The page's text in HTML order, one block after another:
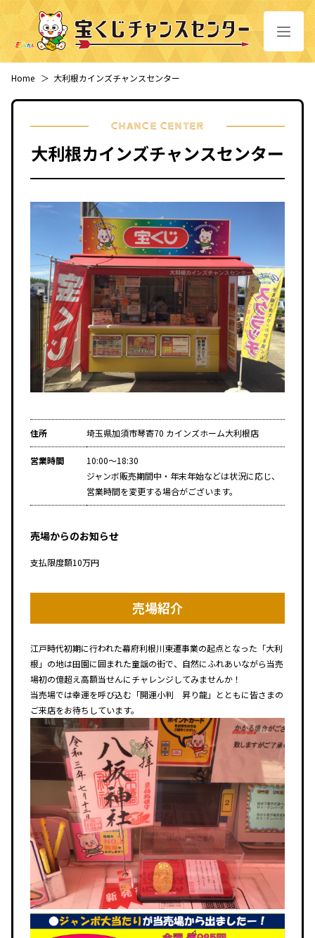
Home ＞ 大利根カインズチャンスセンター
CHANCE CENTER
大利根カインズチャンスセンター
住所 埼玉県加須市琴寄70 カインズホーム大利根店
営業時間
10:00～18:30
ジャンボ販売期間中・年末年始などは状況に応じ、
営業時間を変更する場合がございます。
売場からのお知らせ
支払限度額10万円
売場紹介
江戸時代初期に行われた幕府利根川東遷事業の起点となった「大利
根」の地は田園に囲まれた童謡の街で、自然にふれあいながら当売
場初の億超え高額当せんにチャレンジしてみませんか！
当売場では幸運を呼び込む「開運小判 昇り龍」とともに皆さまの
ご来店をお待ちしています。